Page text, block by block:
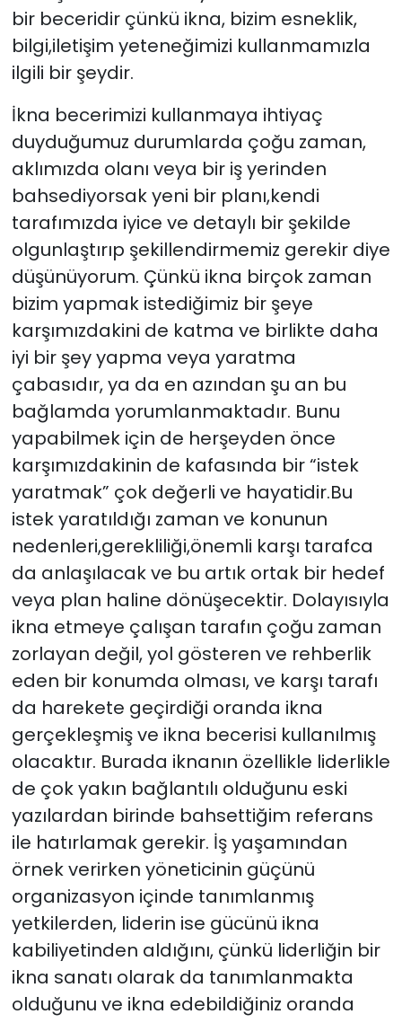
bir beceridir çünkü ikna, bizim esneklik,
bilgi,iletişim yeteneğimizi kullanmamızla
ilgili bir şeydir.
İkna becerimizi kullanmaya ihtiyaç
duyduğumuz durumlarda çoğu zaman,
aklımızda olanı veya bir iş yerinden
bahsediyorsak yeni bir planı,kendi
tarafımızda iyice ve detaylı bir şekilde
olgunlaştırıp şekillendirmemiz gerekir diye
düşünüyorum. Çünkü ikna birçok zaman
bizim yapmak istediğimiz bir şeye
karşımızdakini de katma ve birlikte daha
iyi bir şey yapma veya yaratma
çabasıdır, ya da en azından şu an bu
bağlamda yorumlanmaktadır. Bunu
yapabilmek için de herşeyden önce
karşımızdakinin de kafasında bir “istek
yaratmak” çok değerli ve hayatidir.Bu
istek yaratıldığı zaman ve konunun
nedenleri,gerekliliği,önemli karşı tarafca
da anlaşılacak ve bu artık ortak bir hedef
veya plan haline dönüşecektir. Dolayısıyla
ikna etmeye çalışan tarafın çoğu zaman
zorlayan değil, yol gösteren ve rehberlik
eden bir konumda olması, ve karşı tarafı
da harekete geçirdiği oranda ikna
gerçekleşmiş ve ikna becerisi kullanılmış
olacaktır. Burada iknanın özellikle liderlikle
de çok yakın bağlantılı olduğunu eski
yazılardan birinde bahsettiğim referans
ile hatırlamak gerekir. İş yaşamından
örnek verirken yöneticinin güçünü
organizasyon içinde tanımlanmış
yetkilerden, liderin ise gücünü ikna
kabiliyetinden aldığını, çünkü liderliğin bir
ikna sanatı olarak da tanımlanmakta
olduğunu ve ikna edebildiğiniz oranda